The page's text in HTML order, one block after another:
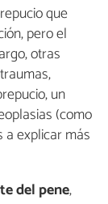
que
pero el
otras
un
(como
explicar más
del pene,